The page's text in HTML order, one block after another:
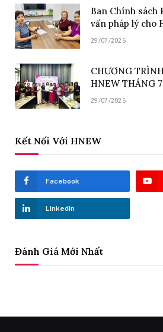
Ban Chính sách
vấn pháp lý cho
29/07/2026
CHƯƠNG
HNEW THÁNG 7
29/07/2026
Kết Nối Với HNEW
Facebook
LinkedIn
Đánh Giá Mới Nhất